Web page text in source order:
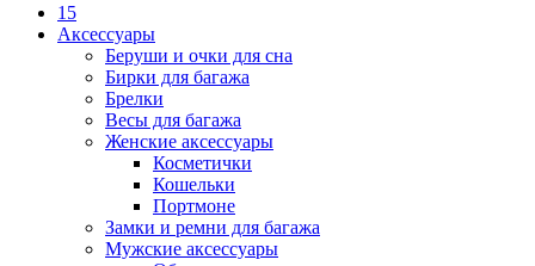
15
Аксессуары
Беруши и очки для сна
Бирки для багажа
Брелки
Весы для багажа
Женские аксессуары
Косметички
Кошельки
Портмоне
Замки и ремни для багажа
Мужские аксессуары